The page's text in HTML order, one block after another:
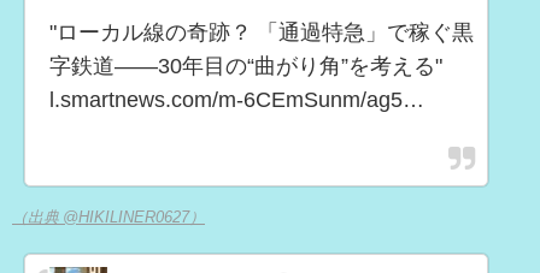
"ローカル線の奇跡？ 「通過特急」で稼ぐ黒
字鉄道――30年目の“曲がり角”を考える"
l.smartnews.com/m-6CEmSunm/ag5…
（出典 @HIKILINER0627）